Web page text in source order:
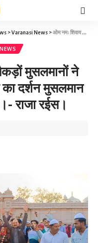
>Varanasi News >ओम नमः शिवाय के साथ सैकड़ों मुसलमानों ने किया बाबा काशी विश्वनाथ का दर्शन मुसलमान ज्ञानवापी के सच के साथ है।- राजा रईस।
मुसलमानों ने
का दर्शन मुसलमान
राजा रईस।